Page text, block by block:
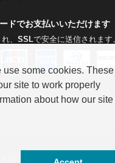
ドでお支払いいただけます
、 SSLで安全に送信されます
WORLD.CO.,LTD
use some cookies. These
site to work properly
about how our site